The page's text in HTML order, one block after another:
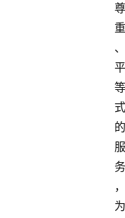
尊
重
、
平
等
式
的
服
务
，
为